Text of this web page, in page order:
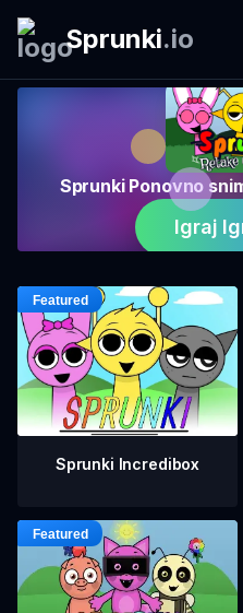
Sprunki.io
Sprunki Ponovno
Igraj
Sprunki Incredibox